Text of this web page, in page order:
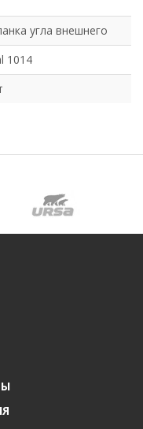
угла внешнего
1014